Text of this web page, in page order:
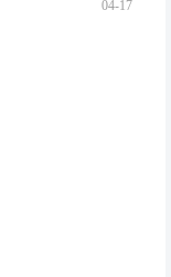
04-17